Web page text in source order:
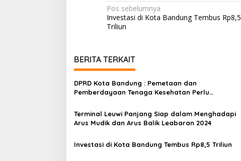
N
a
i
g
a
s
i
p
o
s
Pos sebelumnya
Investasi di Kota Bandung Tembus Rp8,5
Triliun
BERITA TERKAIT
DPRD Kota Bandung : Pemetaan dan
Pemberdayaan Tenaga Kesehatan Perlu
Terminal Leuwi Panjang Siap dalam Menghadapi
Arus Mudik dan Arus Balik Leabaran 2024
Investasi di Kota Bandung Tembus Rp8,5 Triliun